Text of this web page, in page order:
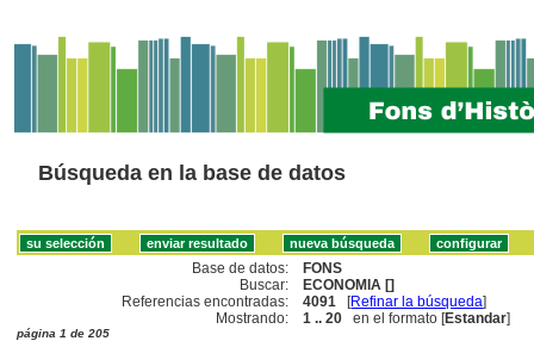
Búsqueda en la base de datos
Base de datos:
FONS
Buscar:
ECONOMIA []
Referencias encontradas:
4091 [Refinar la búsqueda]
Mostrando:
1 .. 20 en el formato [Estandar]
página 1 de 205